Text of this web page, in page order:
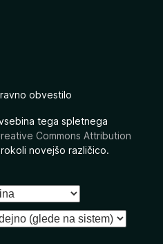
obvestilo
tega spletnega
Commons Attribution
novejšo različico.